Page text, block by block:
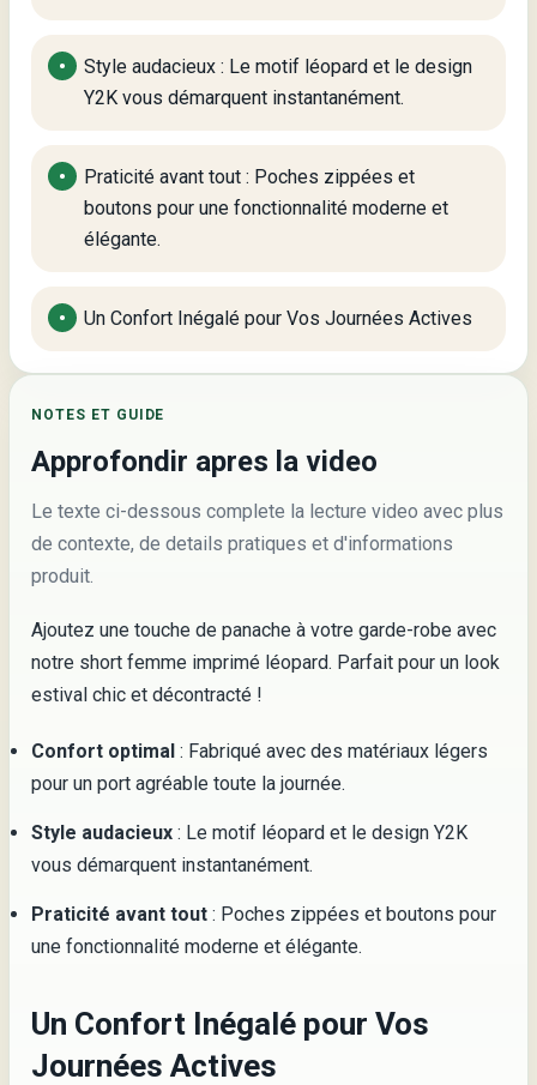
Style audacieux : Le motif léopard et le design
Y2K vous démarquent instantanément.
Praticité avant tout : Poches zippées et
boutons pour une fonctionnalité moderne et
élégante.
Un Confort Inégalé pour Vos Journées Actives
NOTES ET GUIDE
Approfondir apres la video
Le texte ci-dessous complete la lecture video avec plus
de contexte, de details pratiques et d'informations
produit.
Ajoutez une touche de panache à votre garde-robe avec
notre short femme imprimé léopard. Parfait pour un look
estival chic et décontracté !
Confort optimal : Fabriqué avec des matériaux légers
pour un port agréable toute la journée.
Style audacieux : Le motif léopard et le design Y2K
vous démarquent instantanément.
Praticité avant tout : Poches zippées et boutons pour
une fonctionnalité moderne et élégante.
Un Confort Inégalé pour Vos
Journées Actives